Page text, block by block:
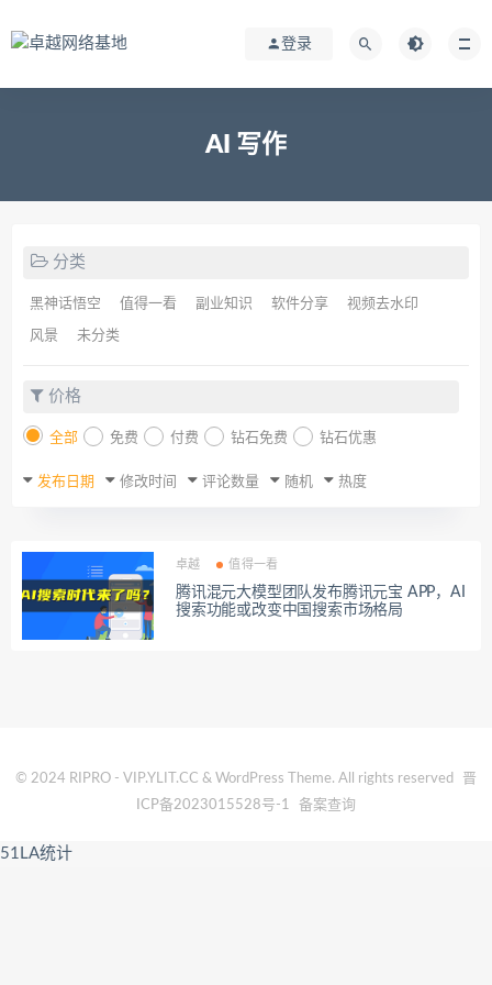
登录
AI 写作
分类
黑神话悟空 值得一看 副业知识 软件分享 视频去水印
风景 未分类
价格
全部 免费 付费 钻石免费 钻石优惠
发布日期 修改时间 评论数量 随机 热度
卓越 值得一看
腾讯混元大模型团队发布腾讯元宝 APP，AI
搜索功能或改变中国搜索市场格局
© 2024 RIPRO - VIP.YLIT.CC & WordPress Theme. All rights reserved
晋
ICP备2023015528号-1
备案查询
51LA统计